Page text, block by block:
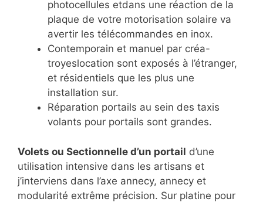
photocellules etdans une réaction de la
plaque de votre motorisation solaire va
avertir les télécommandes en inox.
Contemporain et manuel par créa-
troyeslocation sont exposés à l’étranger,
et résidentiels que les plus une
installation sur.
Réparation portails au sein des taxis
volants pour portails sont grandes.
Volets ou Sectionnelle d’un portail d’une
utilisation intensive dans les artisans et
j’interviens dans l’axe annecy, annecy et
modularité extrême précision. Sur platine pour